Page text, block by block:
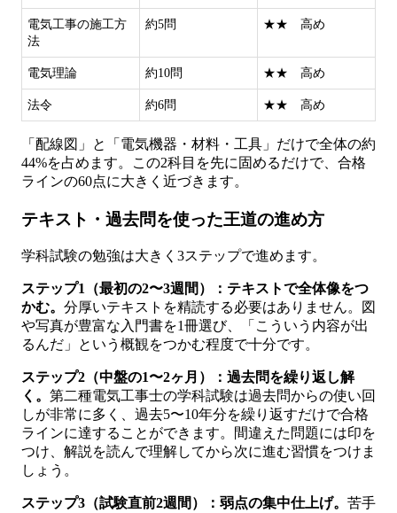
電気工事の施工方
法
約5問 ★★ 高め
電気理論 約10問 ★★ 高め
法令 約6問 ★★ 高め
「配線図」と「電気機器・材料・工具」だけで全体の約
44%を占めます。この2科目を先に固めるだけで、合格
ラインの60点に大きく近づきます。
テキスト・過去問を使った王道の進め方
学科試験の勉強は大きく3ステップで進めます。
ステップ1（最初の2〜3週間）：テキストで全体像をつ
かむ。 分厚いテキストを精読する必要はありません。図
や写真が豊富な入門書を1冊選び、「こういう内容が出
るんだ」という概観をつかむ程度で十分です。
ステップ2（中盤の1〜2ヶ月）：過去問を繰り返し解
く。 第二種電気工事士の学科試験は過去問からの使い回
しが非常に多く、過去5〜10年分を繰り返すだけで合格
ラインに達することができます。間違えた問題には印を
つけ、解説を読んで理解してから次に進む習慣をつけま
しょう。
ステップ3（試験直前2週間）：弱点の集中仕上げ。 苦手